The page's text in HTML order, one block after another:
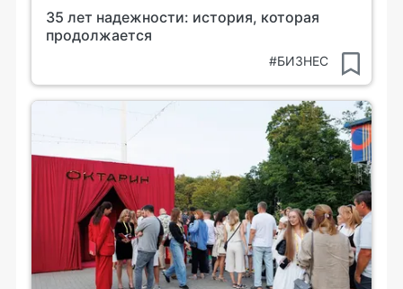
35 лет надежности: история, которая
продолжается
#БИЗНЕС